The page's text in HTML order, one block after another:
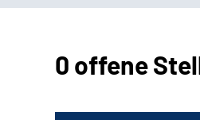
0 offene